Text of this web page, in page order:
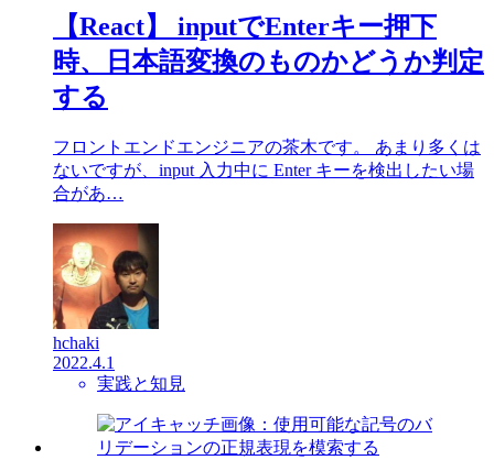
【React】 inputでEnterキー押下
時、日本語変換のものかどうか判定
する
フロントエンドエンジニアの茶木です。 あまり多くは
ないですが、input 入力中に Enter キーを検出したい場
合があ…
hchaki
2022.4.1
実践と知見